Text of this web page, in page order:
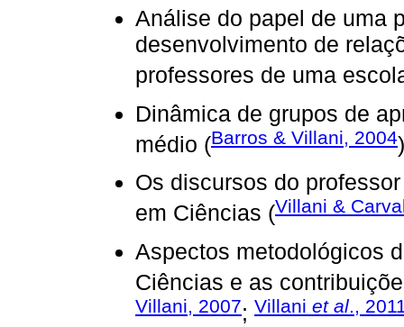
Análise do papel de uma
desenvolvimento de
professores de uma
Dinâmica de grupos de
médio (Barros & Villani, 2004
Os discursos do
em Ciências (Villani &
Aspectos metodológicos
Ciências e as
Villani, 2007; Villani et al.,